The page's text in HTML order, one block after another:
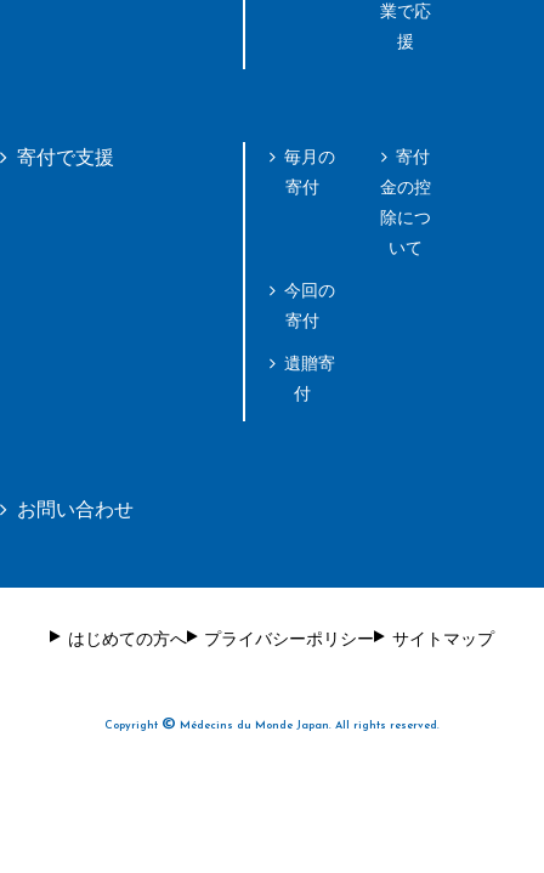
業で応
援
寄付で支援
毎月の
寄付
今回の
寄付
遺贈寄
付
寄付
金の控
除につ
いて
お問い合わせ
はじめての方へ プライバシーポリシー サイトマップ
Copyright © Médecins du Monde Japan. All rights reserved.